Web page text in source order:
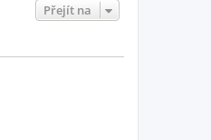
Přejít na